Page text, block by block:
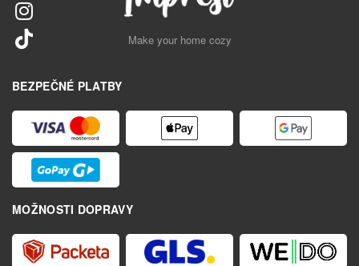
Make your home cozy
BEZPEČNÉ PLATBY
MOŽNOSTI DOPRAVY